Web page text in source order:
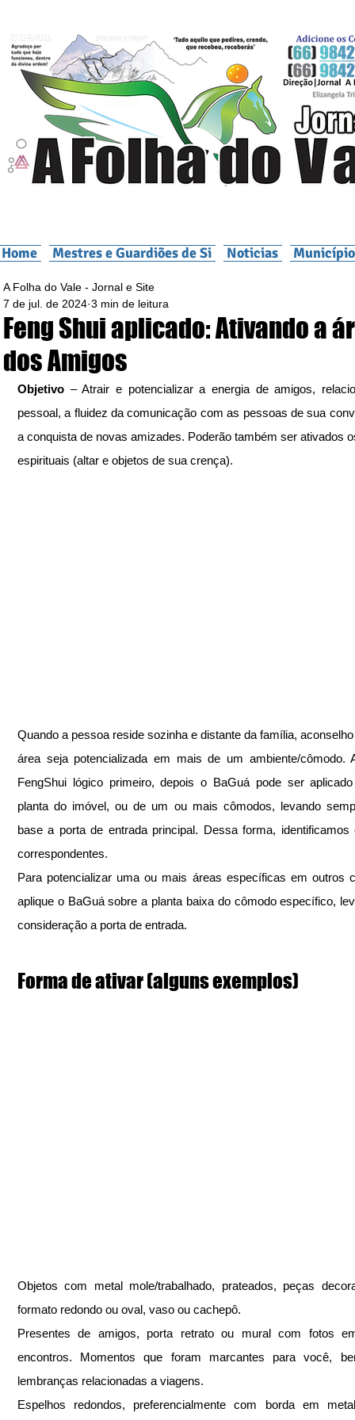
Home Mestres e Guardiões de Si Noticias
Feng Shui aplicado: Ativando a
dos Amigos
A Folha do Vale - Jornal e Site
7 de jul. de 2024 3 min de leitura
Objetivo – Atrair e potencializar a energia de amigos,
pessoal, a fluidez da comunicação com as pessoas de sua
a conquista de novas amizades. Poderão também ser ativados
espirituais (altar e objetos de sua crença).
Quando a pessoa reside sozinha e distante da família,
área seja potencializada em mais de um ambiente/cômodo.
FengShui lógico primeiro, depois o BaGuá pode ser
planta do imóvel, ou de um ou mais cômodos, levando
base a porta de entrada principal. Dessa forma,
correspondentes.
Para potencializar uma ou mais áreas específicas em outros
aplique o BaGuá sobre a planta baixa do cômodo específico,
consideração a porta de entrada.
Forma de ativar (alguns exemplos)
Objetos com metal mole/trabalhado, prateados, peças
formato redondo ou oval, vaso ou cachepô.
Presentes de amigos, porta retrato ou mural com fotos
encontros. Momentos que foram marcantes para você,
lembranças relacionadas a viagens.
Espelhos redondos, preferencialmente com borda em